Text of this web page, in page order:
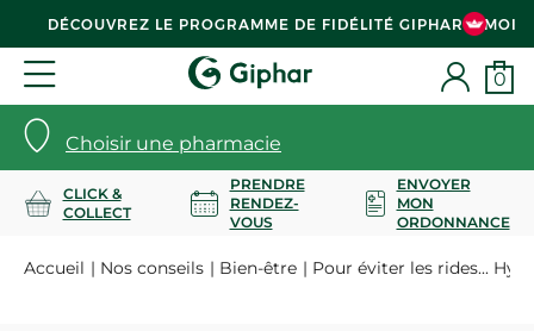
DÉCOUVREZ LE PROGRAMME DE FIDÉLITÉ GIPHAR & MOI
Choisir une pharmacie
0
CLICK &
COLLECT
PRENDRE
RENDEZ-
VOUS
ENVOYER
MON
ORDONNANCE
Accueil Nos conseils Bien-être Pour éviter les rides...